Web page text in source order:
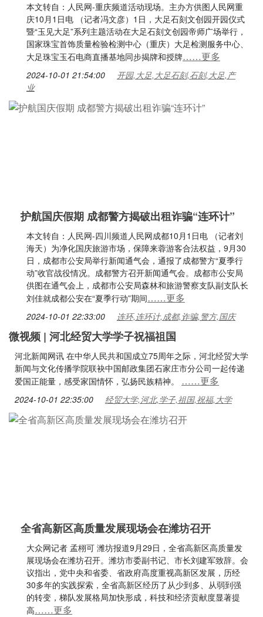
本文转自：人民网-重庆频道活动现场。主办方供图人民网重
庆10月1日电 （记者冯文彦）1日，大足石刻文创园开园仪式
暨“玉见大足”系列主题活动在大足石刻文创园帝师广场举行，
国家珠宝首饰质量检验检测中心（重庆）大足检测服务中心、
大足珠宝玉石电商直播基地同步揭牌和授牌……更多
2024-10-01 21:54:00
开园,大足,大足石刻,石刻,大足,产
业
护航国庆假期 成都警方揭破出租诈骗“连环计”
本文转自：人民网-四川频道人民网成都10月1日电 （记者刘
海天）为净化国庆旅游市场，保障来蓉游客合法权益，9月30
日，成都市公安局举行新闻通气会，通报了成都警方“夏季行
动”收官战役情况。成都警方召开新闻通气会。成都市公安局
供图在通气会上，成都市公安局森林和旅游警察支队副支队长
刘佳就成都公安在“夏季行动”期间……更多
2024-10-01 22:33:00 连环,连环计,成都,诈骗,警方,国庆
微视频 | 河北经贸大学学子祝福祖国
河北新闻网讯 在中华人民共和国成立75周年之际，河北经贸大学
新闻与文化传播学院联袂中国邮政集团石家庄市分公司一起传递
爱国正能量，感受家国情怀，弘扬民族精神。 ……更多
2024-10-01 22:35:00 经贸大学,河北,学子,祖国,祝福,大学
全省高新区高质量发展现场会在潍坊召开
大众网记者 孟栩可 潍坊报道9月29日，全省高新区高质量发
展现场会在潍坊召开。潍坊市委副书记、市长刘建军致辞。会
议指出，党中央和省委、省政府高度重视高新区发展，历经
30多年的实践探索，全省高新区经历了从少到多、从弱到强
的转变，梯队发展格局加快形成，科技和经济贡献度显著提
高……更多